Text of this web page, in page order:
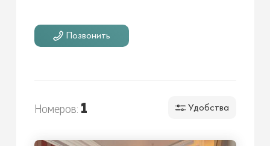
Позвонить
Номеров: 1 Удобства